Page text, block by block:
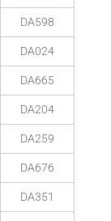
DA598
DA024
DA665
DA204
DA259
DA676
DA351